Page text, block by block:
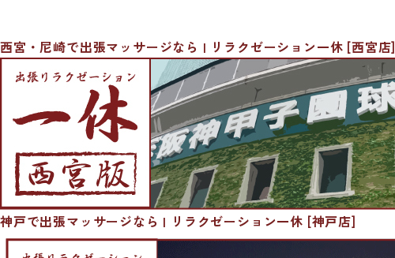
西宮・尼崎で出張マッサージなら | リラクゼーション一休 [西宮店]
神戸で出張マッサージなら | リラクゼーション一休 [神戸店]